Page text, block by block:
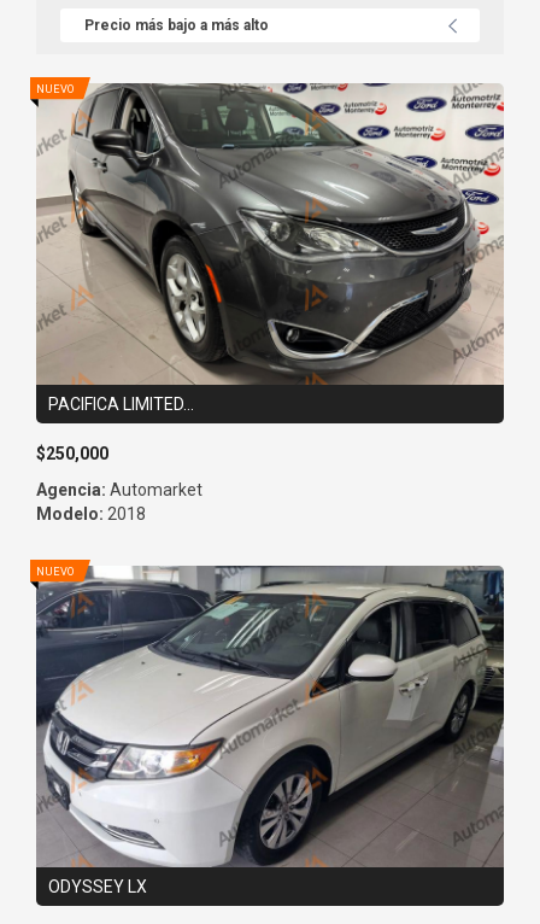
Precio más bajo a más alto
PACIFICA LIMITED...
$250,000
Agencia: Automarket
Modelo: 2018
ODYSSEY LX